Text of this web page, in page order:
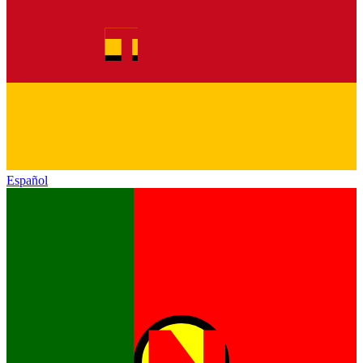
Español